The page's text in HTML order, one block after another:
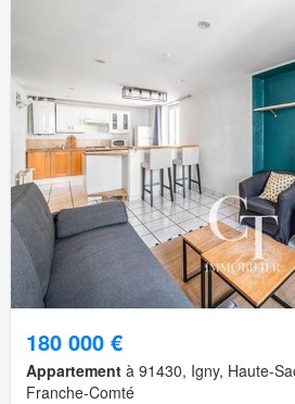
180 000 €
Appartement à 91430, Igny, Haute-
Franche-Comté